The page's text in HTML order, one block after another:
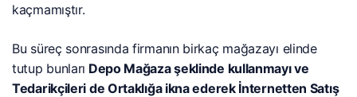
kaçmamıştır.
Bu süreç sonrasında firmanın birkaç mağazayı elinde
tutup bunları Depo Mağaza şeklinde kullanmayı ve
Tedarikçileri de Ortaklığa ikna ederek İnternetten Satış